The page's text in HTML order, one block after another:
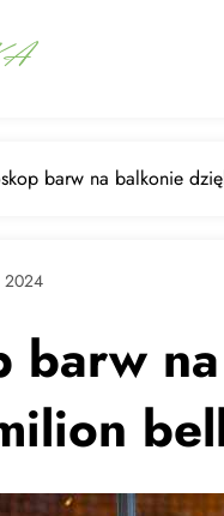
barw na balkonie
2024
barw